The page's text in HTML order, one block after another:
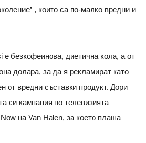
, които са по-малко вредни и
е безкофеинова, диетична кола, а от
долара, за да я рекламират като
от вредни съставки продукт. Дори
си кампания по телевизията
на Van Halen, за което плаша